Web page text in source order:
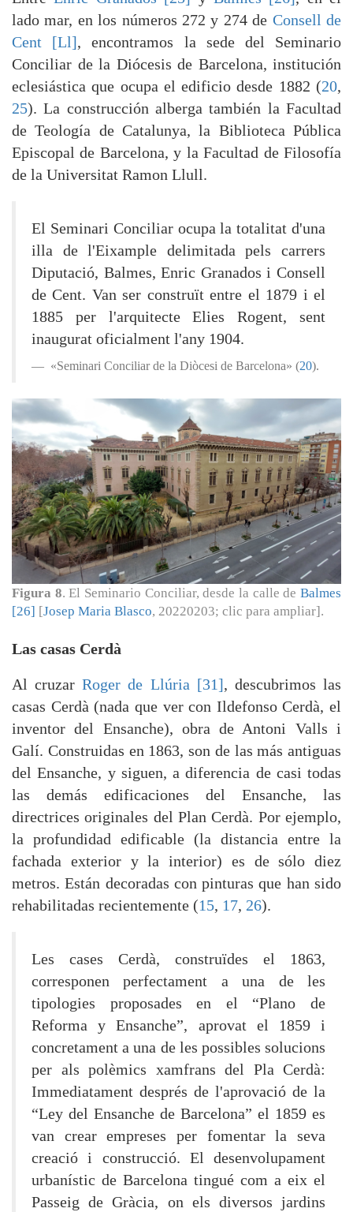
lado mar, en los números 272 y 274 de Consell de
Cent [Ll], encontramos la sede del Seminario
Conciliar de la Diócesis de Barcelona, institución
eclesiástica que ocupa el edificio desde 1882 (20,
25). La construcción alberga también la Facultad
de Teología de Catalunya, la Biblioteca Pública
Episcopal de Barcelona, y la Facultad de Filosofía
de la Universitat Ramon Llull.
El Seminari Conciliar ocupa la totalitat d'una
illa de l'Eixample delimitada pels carrers
Diputació, Balmes, Enric Granados i Consell
de Cent. Van ser construït entre el 1879 i el
1885 per l'arquitecte Elies Rogent, sent
inaugurat oficialment l'any 1904.
«Seminari Conciliar de la Diòcesi de Barcelona» (20).
Figura 8. El Seminario Conciliar, desde la calle deBalmes
[26] [Josep Maria Blasco, 20220203; clic para ampliar].
Las casas Cerdà
Al cruzarRoger de Llúria [31], descubrimos las
casas Cerdà (nada que ver con Ildefonso Cerdà, el
inventor del Ensanche), obra de Antoni Valls i
Galí. Construidas en 1863, son de las más antiguas
del Ensanche, y siguen, a diferencia de casi todas
las demás edificaciones del Ensanche, las
directrices originales del Plan Cerdà. Por ejemplo,
la profundidad edificable (la distancia entre la
fachada exterior y la interior) es de sólo diez
metros. Están decoradas con pinturas que han sido
rehabilitadas recientemente (15, 17, 26).
Les cases Cerdà, construïdes el 1863,
corresponen perfectament a una de les
tipologies proposades en el “Plano de
Reforma y Ensanche”, aprovat el 1859 i
concretament a una de les possibles solucions
per als polèmics xamfrans del Pla Cerdà:
Immediatament després de l'aprovació de la
“Ley del Ensanche de Barcelona” el 1859 es
van crear empreses per fomentar la seva
creació i construcció. El desenvolupament
urbanístic de Barcelona tingué com a eix el
Passeig de Gràcia, on els diversos jardins